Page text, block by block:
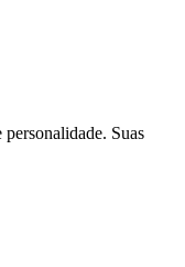
Suas